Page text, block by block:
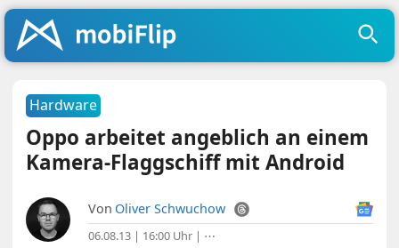
Hardware
Oppo arbeitet angeblich an einem
Kamera-Flaggschiff mit Android
Von Oliver Schwuchow
06.08.13 | 16:00 Uhr | ⋯